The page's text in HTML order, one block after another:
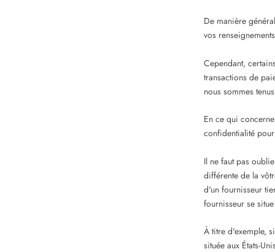
De manière
vos
Cependant,
transactions de
nous sommes
En ce qui
confidentialité
Il ne faut pas
différente de la
d'un fournisseur
fournisseur se
À titre d'exemple,
située aux États-